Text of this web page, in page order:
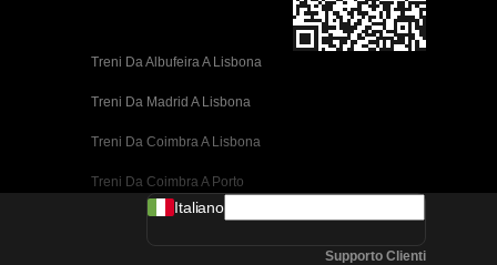
Treni Da Albufeira A Lisbona
Treni Da Madrid A Lisbona
Treni Da Coimbra A Lisbona
Treni Da Coimbra A Porto
Treni Da Valencia A Barcellona
Italiano
Supporto Clienti